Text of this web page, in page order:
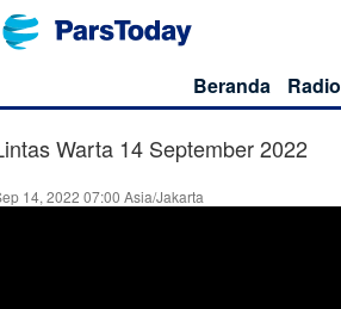
Beranda Radio
Warta 14 September 2022
14, 2022 07:00 Asia/Jakarta